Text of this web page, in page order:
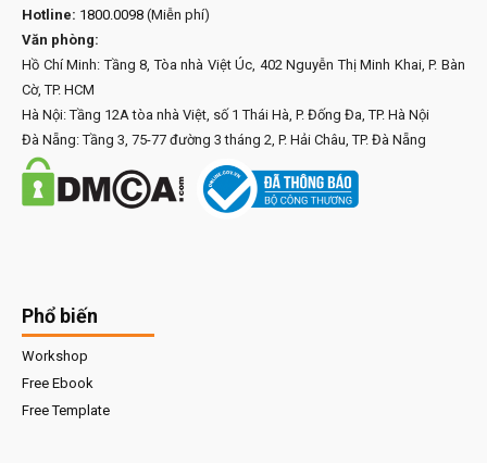
Hotline: 1800.0098 (Miễn phí)
Văn phòng:
Hồ Chí Minh: Tầng 8, Tòa nhà Việt Úc, 402 Nguyễn Thị Minh Khai, P. Bàn
Cờ, TP. HCM
Hà Nội: Tầng 12A tòa nhà Việt, số 1 Thái Hà, P. Đống Đa, TP. Hà Nội
Đà Nẵng: Tầng 3, 75-77 đường 3 tháng 2, P. Hải Châu, TP. Đà Nẵng
Phổ biến
Workshop
Free Ebook
Free Template